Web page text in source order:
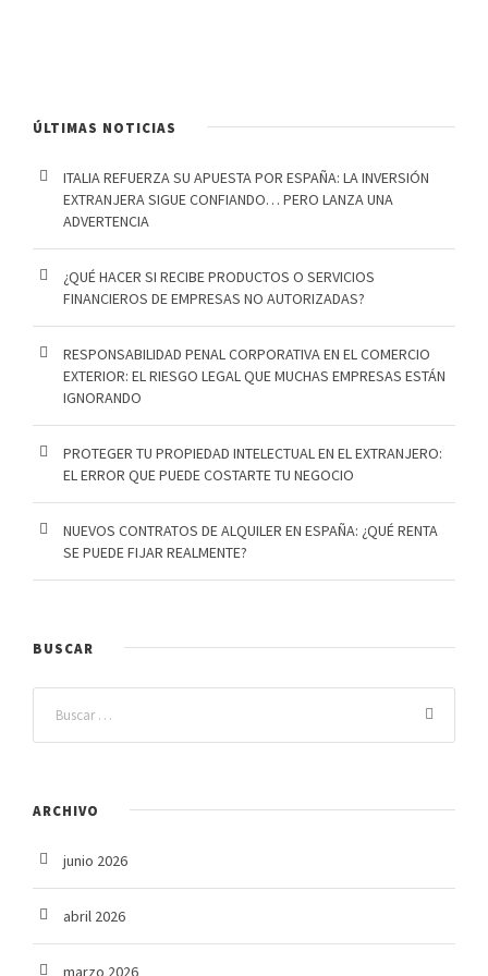
ÚLTIMAS NOTICIAS
ITALIA REFUERZA SU APUESTA POR ESPAÑA: LA INVERSIÓN
EXTRANJERA SIGUE CONFIANDO… PERO LANZA UNA
ADVERTENCIA
¿QUÉ HACER SI RECIBE PRODUCTOS O SERVICIOS
FINANCIEROS DE EMPRESAS NO AUTORIZADAS?
RESPONSABILIDAD PENAL CORPORATIVA EN EL COMERCIO
EXTERIOR: EL RIESGO LEGAL QUE MUCHAS EMPRESAS ESTÁN
IGNORANDO
PROTEGER TU PROPIEDAD INTELECTUAL EN EL EXTRANJERO:
EL ERROR QUE PUEDE COSTARTE TU NEGOCIO
NUEVOS CONTRATOS DE ALQUILER EN ESPAÑA: ¿QUÉ RENTA
SE PUEDE FIJAR REALMENTE?
BUSCAR
ARCHIVO
junio 2026
abril 2026
marzo 2026